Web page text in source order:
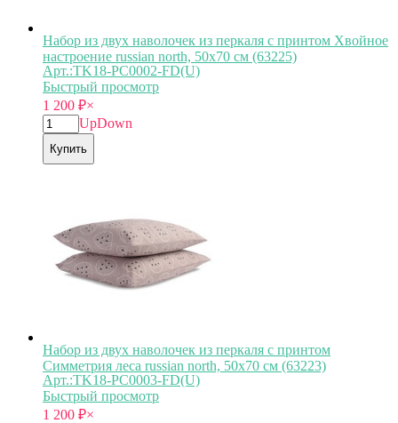
Набор из двух наволочек из перкаля с принтом Хвойное
настроение russian north, 50х70 см (63225)
Арт.:TK18-PС0002-FD(U)
Быстрый просмотр
1 200 ₽×
UpDown
Купить
Набор из двух наволочек из перкаля с принтом
Симметрия леса russian north, 50х70 см (63223)
Арт.:TK18-PС0003-FD(U)
Быстрый просмотр
1 200 ₽×